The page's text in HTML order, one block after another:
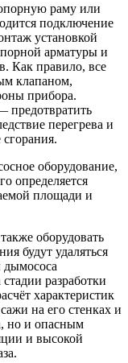
раму или
подключение
установкой
арматуры и
Как правило, все
клапаном,
прибора.
предотвратить
перегрева и
оборудование,
определяется
площади и
оборудовать
будут удаляться
разработки
характеристик
на его стенках и
но и опасным
и высокой